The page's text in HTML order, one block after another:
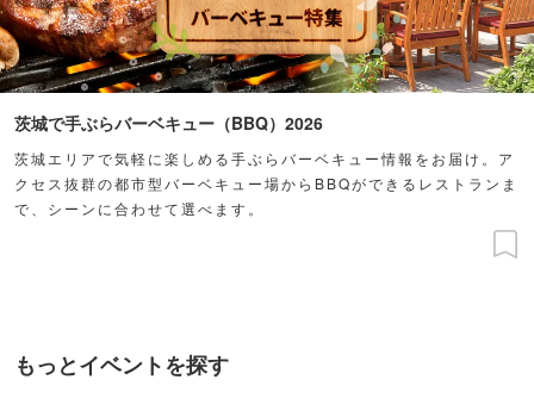
茨城で手ぶらバーベキュー（BBQ）2026
茨城エリアで気軽に楽しめる手ぶらバーベキュー情報をお届け。ア
クセス抜群の都市型バーベキュー場からBBQができるレストランま
で、シーンに合わせて選べます。
もっとイベントを探す